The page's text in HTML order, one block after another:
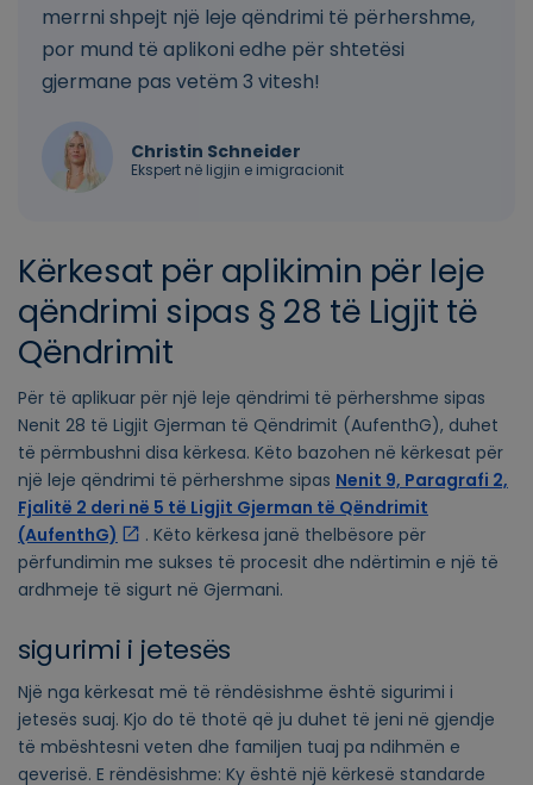
merrni shpejt një leje qëndrimi të përhershme,
por mund të aplikoni edhe për shtetësi
gjermane pas vetëm 3 vitesh!
Christin Schneider
Ekspert në ligjin e imigracionit
Kërkesat për aplikimin për leje
qëndrimi sipas § 28 të Ligjit të
Qëndrimit
Për të aplikuar për një leje qëndrimi të përhershme sipas
Nenit 28 të Ligjit Gjerman të Qëndrimit (AufenthG), duhet
të përmbushni disa kërkesa. Këto bazohen në kërkesat për
një leje qëndrimi të përhershme sipas Nenit 9, Paragrafi 2,
Fjalitë 2 deri në 5 të Ligjit Gjerman të Qëndrimit
(AufenthG)
. Këto kërkesa janë thelbësore për
përfundimin me sukses të procesit dhe ndërtimin e një të
ardhmeje të sigurt në Gjermani.
sigurimi i jetesës
Një nga kërkesat më të rëndësishme është sigurimi i
jetesës suaj. Kjo do të thotë që ju duhet të jeni në gjendje
të mbështesni veten dhe familjen tuaj pa ndihmën e
qeverisë. E rëndësishme: Ky është një kërkesë standarde